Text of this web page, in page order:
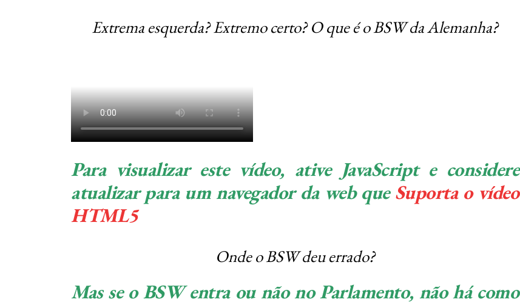
Extrema esquerda? Extremo certo? O que é o BSW da Alemanha?
Para visualizar este vídeo, ative JavaScript e considere
atualizar para um navegador da web queSuporta o vídeo
HTML5
Onde o BSW deu errado?
Mas se o BSW entra ou não no Parlamento, não há como